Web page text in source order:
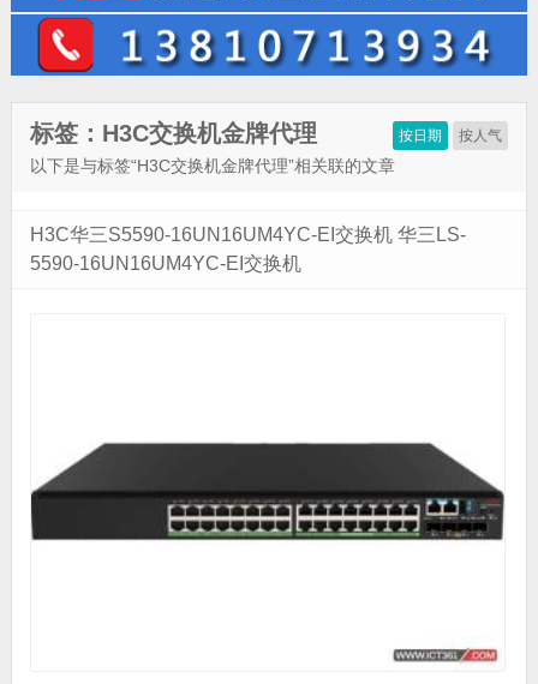
按日期 按人气
标签：H3C交换机金牌代理
以下是与标签“H3C交换机金牌代理”相关联的文章
H3C华三S5590-16UN16UM4YC-EI交换机 华三LS-
5590-16UN16UM4YC-EI交换机